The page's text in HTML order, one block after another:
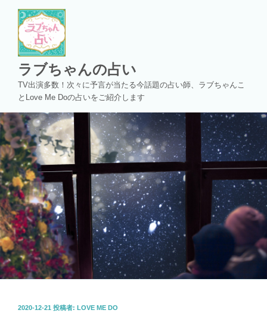
ッ
プ
ラブちゃんの占い
TV出演多数！次々に予言が当たる今話題の占い師、ラブちゃんこ
とLove Me Doの占いをご紹介します
投
2020-12-21 投稿者: LOVE ME DO